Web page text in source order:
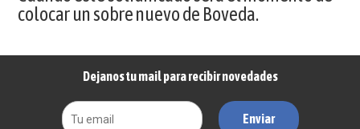
colocar un sobre nuevo de Boveda.
Dejanos tu mail para recibir novedades
Enviar